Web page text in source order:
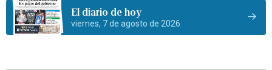
El diario de hoy
viernes, 7 de agosto de 2026